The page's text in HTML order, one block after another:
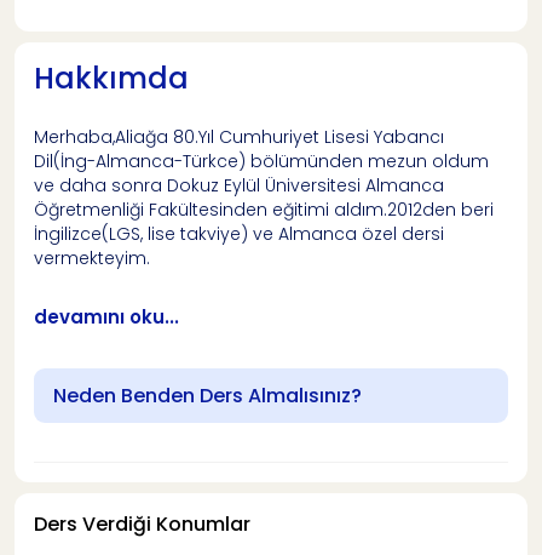
Hakkımda
Merhaba,Aliağa 80.Yıl Cumhuriyet Lisesi Yabancı
Dil(İng-Almanca-Türkce) bölümünden mezun oldum
ve daha sonra Dokuz Eylül Üniversitesi Almanca
Öğretmenliği Fakültesinden eğitimi aldım.2012den beri
İngilizce(LGS, lise takviye) ve Almanca özel dersi
vermekteyim.
devamını oku...
Neden Benden Ders Almalısınız?
Ders Verdiği Konumlar